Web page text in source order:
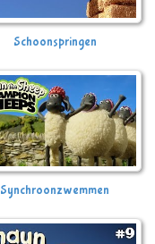
Schoonspringen
Synchroonzwemmen